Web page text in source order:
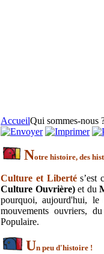
AccueilQui sommes-nous
Notre histoire, des
Culture et Libertés’est
Culture Ouvrière)et du
pourquoi, aujourd'hui, le
mouvements ouvriers,
Populaire.
Un peu d'histoire !